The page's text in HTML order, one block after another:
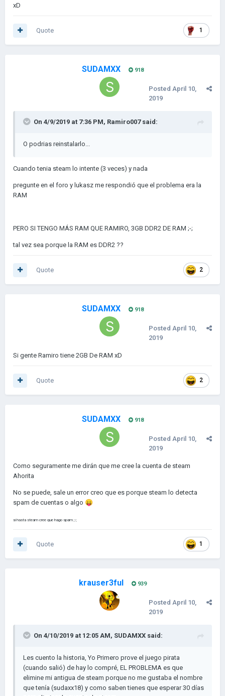
xD
1
Quote
SUDAMXX 918
Posted April 10,
2019
On 4/9/2019 at 7:36 PM, Ramiro007said:
O podrias reinstalarlo...
Cuando tenia steam lo intente (3 veces) y nada
pregunte en el foro y lukasz me respondió que el problema era la
RAM
PERO SI TENGO MÁS RAM QUE RAMIRO, 3GB DDR2 DE RAM ;-;
tal vez sea porque la RAM es DDR2 ??
2
Quote
SUDAMXX 918
Posted April 10,
2019
Si gente Ramiro tiene 2GB De RAM xD
2
Quote
SUDAMXX 918
Posted April 10,
2019
Como seguramente me dirán que me cree la cuenta de steam
Ahorita
No se puede, sale un error creo que es porque steam lo detecta
spam de cuentas o algo 😛
si hasta steam cree que hago spam ;-;
1
Quote
krauser3ful 939
Posted April 10,
2019
On 4/10/2019 at 12:05 AM, SUDAMXX said:
Les cuento la historia, Yo Primero prove el juego pirata
(cuando salió) de hay lo compré, EL PROBLEMA es que
elimine mi antigua de steam porque no me gustaba el nombre
que tenía (sudaxx18) y como saben tienes que esperar 30 días